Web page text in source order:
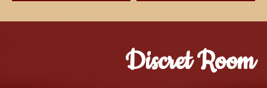
Discret Room